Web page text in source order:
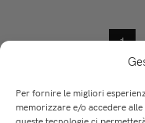
Per fornire le migliori
memorizzare e/o accedere
1